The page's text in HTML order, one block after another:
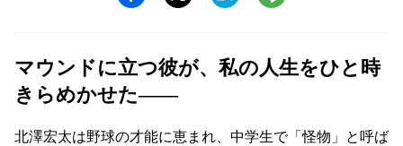
マウンドに立つ彼が、私の人生をひと時
きらめかせた――
北澤宏太は野球の才能に恵まれ、中学生で「怪物」と呼ば